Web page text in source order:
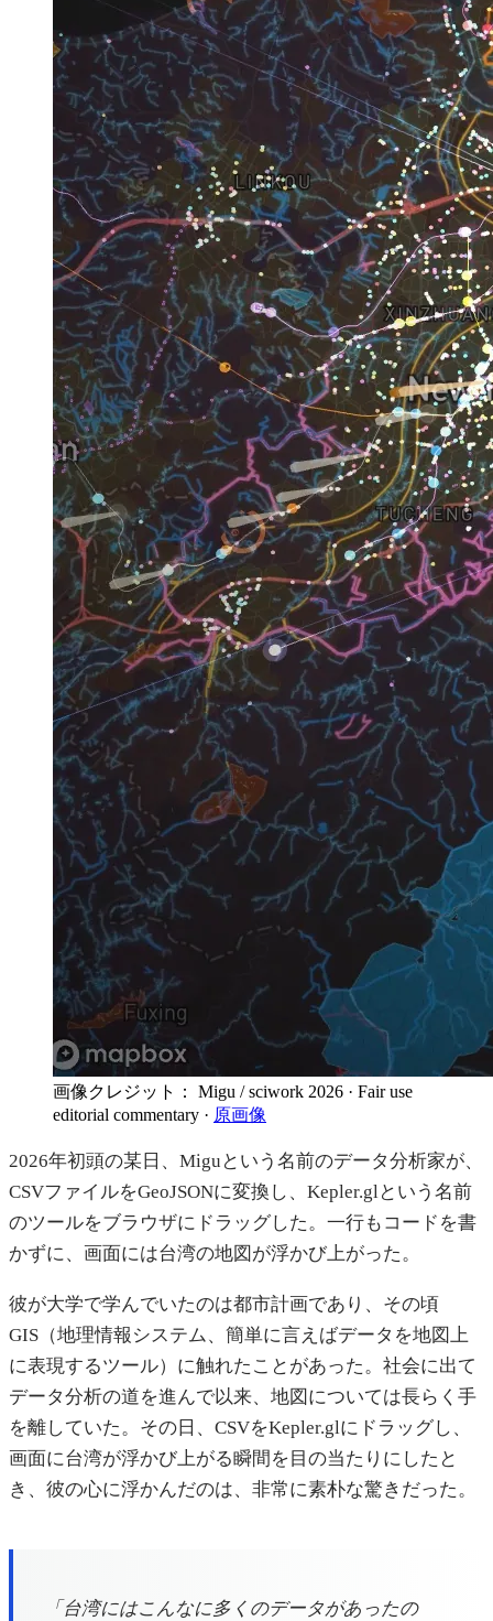
画像クレジット： Migu / sciwork 2026 · Fair use
editorial commentary · 原画像
2026年初頭の某日、Miguという名前のデータ分析家が、
CSVファイルをGeoJSONに変換し、Kepler.glという名前
のツールをブラウザにドラッグした。一行もコードを書
かずに、画面には台湾の地図が浮かび上がった。
彼が大学で学んでいたのは都市計画であり、その頃
GIS（地理情報システム、簡単に言えばデータを地図上
に表現するツール）に触れたことがあった。社会に出て
データ分析の道を進んで以来、地図については長らく手
を離していた。その日、CSVをKepler.glにドラッグし、
画面に台湾が浮かび上がる瞬間を目の当たりにしたと
き、彼の心に浮かんだのは、非常に素朴な驚きだった。
「台湾にはこんなに多くのデータがあったの